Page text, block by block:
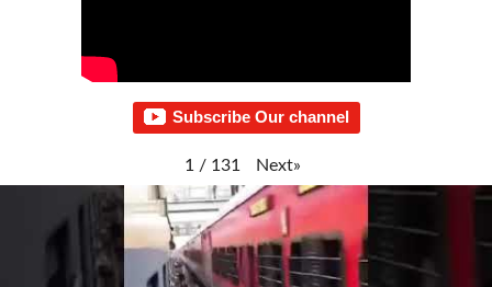
Subscribe Our channel
1 / 131 Next»